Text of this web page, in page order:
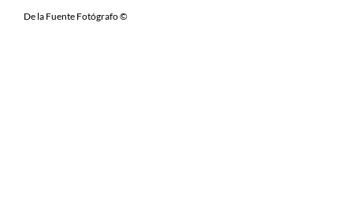
De la Fuente Fotógrafo ©